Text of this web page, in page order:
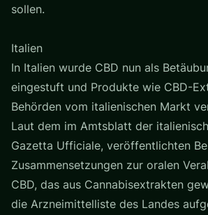
sollen.
Italien
In Italien wurde CBD nun als
eingestuft und Produkte wie CBD-
Behörden vom italienischen Markt
Laut dem im Amtsblatt der
Gazetta Ufficiale, veröffentlichten
Zusammensetzungen zur oralen
CBD, das aus Cannabisextrakten
die Arzneimittelliste des Landes